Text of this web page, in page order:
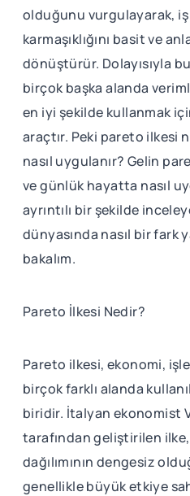
olduğunu vurgulayarak, iş
karmaşıklığını basit ve
dönüştürür. Dolayısıyla
birçok başka alanda
en iyi şekilde kullanmak
araçtır. Peki pareto ilkesi
nasıl uygulanır? Gelin
ve günlük hayatta nasıl
ayrıntılı bir şekilde
dünyasında nasıl bir
bakalım.
Pareto İlkesi Nedir?
Pareto ilkesi, ekonomi,
birçok farklı alanda
biridir. İtalyan ekonomist
tarafından geliştirilen ilke,
dağılımının dengesiz
genellikle büyük etkiye